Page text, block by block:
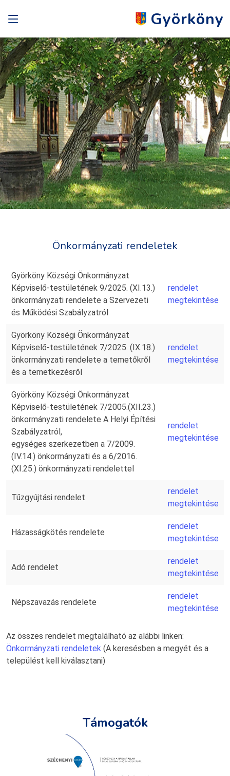
Györköny
Önkormányzati rendeletek
Györköny Községi Önkormányzat
Képviselő-testületének 9/2025. (XI.13.)
önkormányzati rendelete a Szervezeti
és Működési Szabályzatról
rendelet
megtekintése
Györköny Községi Önkormányzat
Képviselő-testületének 7/2025. (IX.18.)
önkormányzati rendelete a temetőkről
és a temetkezésről
rendelet
megtekintése
Györköny Községi Önkormányzat
Képviselő-testületének 7/2005.(XII.23.)
önkormányzati rendelete A Helyi Építési
Szabályzatról,
egységes szerkezetben a 7/2009.
(IV.14.) önkormányzati és a 6/2016.
(XI.25.) önkormányzati rendelettel
rendelet
megtekintése
Tűzgyújtási rendelet
rendelet
megtekintése
Házasságkötés rendelete
rendelet
megtekintése
Adó rendelet
rendelet
megtekintése
Népszavazás rendelete
rendelet
megtekintése
Az összes rendelet megtalálható az alábbi linken:
Önkormányzati rendeletek (A keresésben a megyét és a
települést kell kiválasztani)
Támogatók